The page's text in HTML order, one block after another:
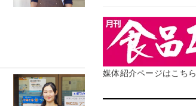
媒体紹介ページはこちら